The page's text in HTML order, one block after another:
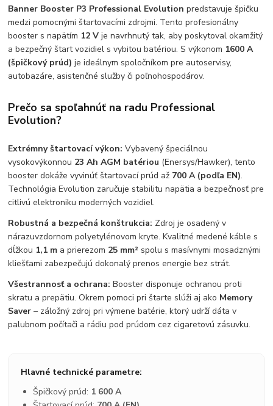
Banner Booster P3 Professional Evolution predstavuje špičku
medzi pomocnými štartovacími zdrojmi. Tento profesionálny
booster s napätím 12 V je navrhnutý tak, aby poskytoval okamžitý
a bezpečný štart vozidiel s vybitou batériou. S výkonom 1600 A
(špičkový prúd) je ideálnym spoločníkom pre autoservisy,
autobazáre, asistenčné služby či poľnohospodárov.
Prečo sa spoľahnúť na radu Professional
Evolution?
Extrémny štartovací výkon: Vybavený špeciálnou
vysokovýkonnou 23 Ah AGM batériou (Enersys/Hawker), tento
booster dokáže vyvinúť štartovací prúd až 700 A (podľa EN).
Technológia Evolution zaručuje stabilitu napätia a bezpečnosť pre
citlivú elektroniku moderných vozidiel.
Robustná a bezpečná konštrukcia: Zdroj je osadený v
nárazuvzdornom polyetylénovom kryte. Kvalitné medené káble s
dĺžkou 1,1 m a prierezom 25 mm² spolu s masívnymi mosadznými
kliešťami zabezpečujú dokonalý prenos energie bez strát.
Všestrannosť a ochrana: Booster disponuje ochranou proti
skratu a prepätiu. Okrem pomoci pri štarte slúži aj ako Memory
Saver – záložný zdroj pri výmene batérie, ktorý udrží dáta v
palubnom počítači a rádiu pod prúdom cez cigaretovú zásuvku.
Hlavné technické parametre:
Špičkový prúd: 1 600 A